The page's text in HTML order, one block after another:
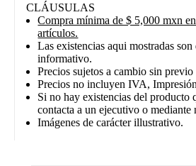
CLÁUSULAS
Compra mínima de $ 5,000 mxn
artículos.
Las existencias aqui mostradas son
informativo.
Precios sujetos a cambio sin previo
Precios no incluyen IVA,
Si no hay existencias del producto
contacta a un ejecutivo o mediante
Imágenes de carácter illustrativo.